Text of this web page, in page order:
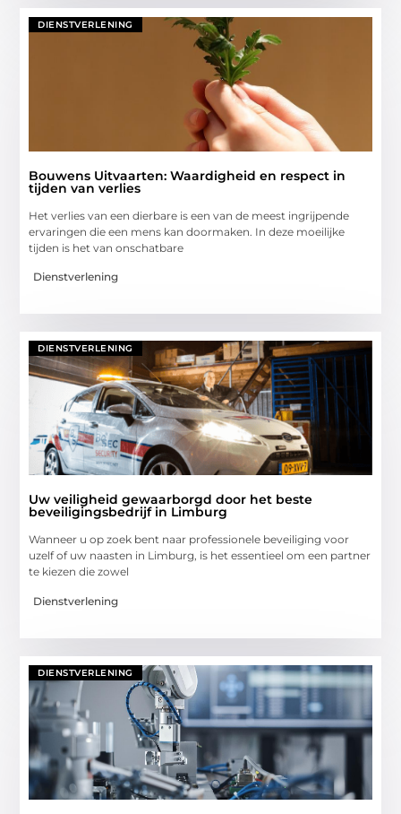
DIENSTVERLENING
Bouwens Uitvaarten: Waardigheid en respect in
tijden van verlies
Het verlies van een dierbare is een van de meest ingrijpende
ervaringen die een mens kan doormaken. In deze moeilijke
tijden is het van onschatbare
Dienstverlening
DIENSTVERLENING
Uw veiligheid gewaarborgd door het beste
beveiligingsbedrijf in Limburg
Wanneer u op zoek bent naar professionele beveiliging voor
uzelf of uw naasten in Limburg, is het essentieel om een partner
te kiezen die zowel
Dienstverlening
DIENSTVERLENING